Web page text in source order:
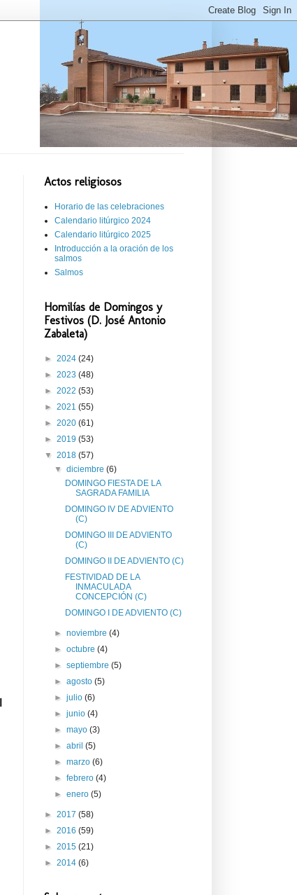
Actos religiosos
Horario de las celebraciones
Calendario litúrgico 2024
Calendario litúrgico 2025
Introducción a la oración de los
salmos
Salmos
Homilías de Domingos y
Festivos (D. José Antonio
Zabaleta)
► 2024 (24)
► 2023 (48)
► 2022 (53)
► 2021 (55)
► 2020 (61)
► 2019 (53)
▼ 2018 (57)
▼diciembre(6)
DOMINGO FIESTA DE LA
SAGRADA FAMILIA
DOMINGO IV DE ADVIENTO
(C)
DOMINGO III DE ADVIENTO
(C)
DOMINGO II DE ADVIENTO (C)
FESTIVIDAD DE LA
INMACULADA
CONCEPCIÓN (C)
DOMINGO I DE ADVIENTO (C)
►noviembre(4)
►octubre(4)
►septiembre(5)
►agosto(5)
►julio(6)
►junio(4)
►mayo(3)
►abril(5)
►marzo(6)
►febrero(4)
►enero(5)
► 2017 (58)
► 2016 (59)
► 2015 (21)
► 2014 (6)